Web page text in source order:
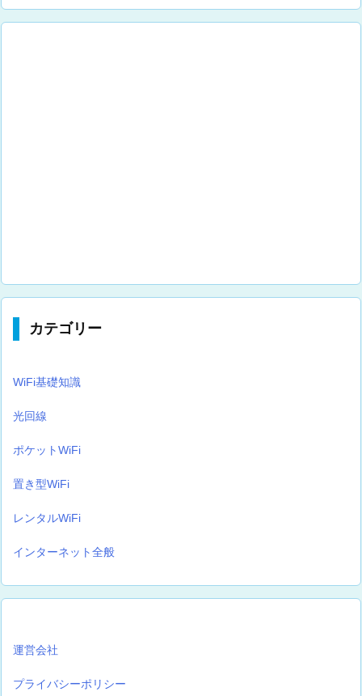
カテゴリー
WiFi基礎知識
光回線
ポケットWiFi
置き型WiFi
レンタルWiFi
インターネット全般
運営会社
プライバシーポリシー